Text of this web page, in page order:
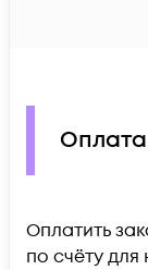
Оплата
Оплатить
по счёту